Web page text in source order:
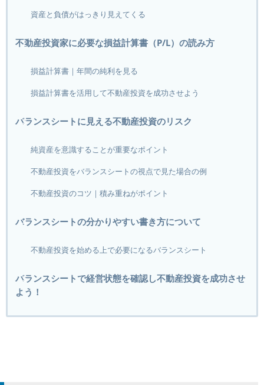
資産と負債がはっきり見えてくる
不動産投資家に必要な損益計算書（P/L）の読み方
損益計算書｜年間の純利を見る
損益計算書を活用して不動産投資を成功させよう
バランスシートに見える不動産投資のリスク
純資産を意識することが重要なポイント
不動産投資をバランスシートの視点で見た場合の例
不動産投資のコツ｜積み重ねがポイント
バランスシートの分かりやすい書き方について
不動産投資を始める上で必要になるバランスシート
バランスシートで経営状態を確認し不動産投資を成功させ
よう！